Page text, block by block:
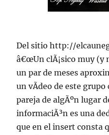
Del sitio http://
â€œUn clÃ¡sico muy (y
un par de meses
un vÃ­deo de este
pareja de algÃºn lugar
informaciÃ³n es una
que en el insert consta